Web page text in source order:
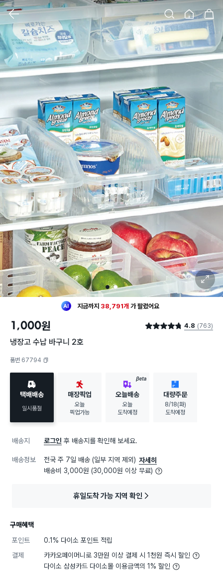
검색 홈 장바구니
클릭 시 이미지 확대 보기 팝업 열림
1 2
확대 보기
최근 한달521명이구매했어요
지금까지 38,791개 가팔렸어요
구매했어요
30대 여성
1,000원 별점 4.8점 4.8 (763)
냉장고 수납 바구니 2호
품번 67794
택배배송
일시품절
매장픽업
오늘
픽업가능
BETA
오늘배송
오늘
도착예정
대량주문
8/18(화)
도착예정
배송지 로그인 후 배송지를 확인해 보세요.
배송정보 전국 주 7일 배송 (일부 지역 제외) 자세히
배송비 3,000원 (30,000원 이상 무료)
휴일도착 가능 지역 확인
구매혜택
포인트
0.1% 다이소 포인트 적립
결제
카카오페이머니로 3만원 이상 결제 시 1천원 즉시 할인
다이소 삼성카드 다이소몰 이용금액의 1% 할인